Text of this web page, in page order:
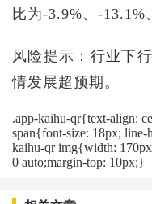
比为-3.9%、-13.1%
风险提示：行业下
情发展超预期。
.app-kaihu-qr{text-align:
span{font-size: 18px;
kaihu-qr img{width:
0 auto;margin-top: 10px;}